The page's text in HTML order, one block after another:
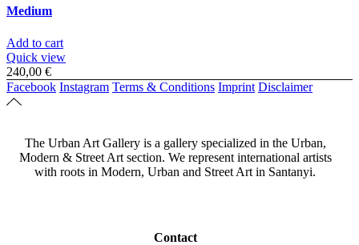
Medium
Add to cart
Quick view
240,00 €
Facebook Instagram Terms & Conditions Imprint Disclaimer
The Urban Art Gallery is a gallery specialized in the Urban,
Modern & Street Art section. We represent international artists
with roots in Modern, Urban and Street Art in Santanyi.
Contact